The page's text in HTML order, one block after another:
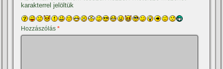
karakterrel jelöltük
Hozzászólás*